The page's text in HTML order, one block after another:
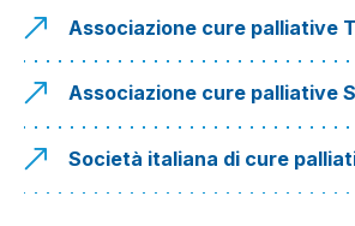
Associazione cure palliative
Associazione cure palliative
Società italiana di cure